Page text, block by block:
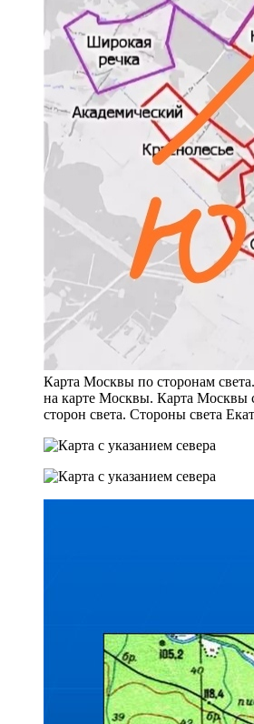
Карта Москвы по сторонам
на карте Москвы. Карта Москвы
сторон света. Стороны света